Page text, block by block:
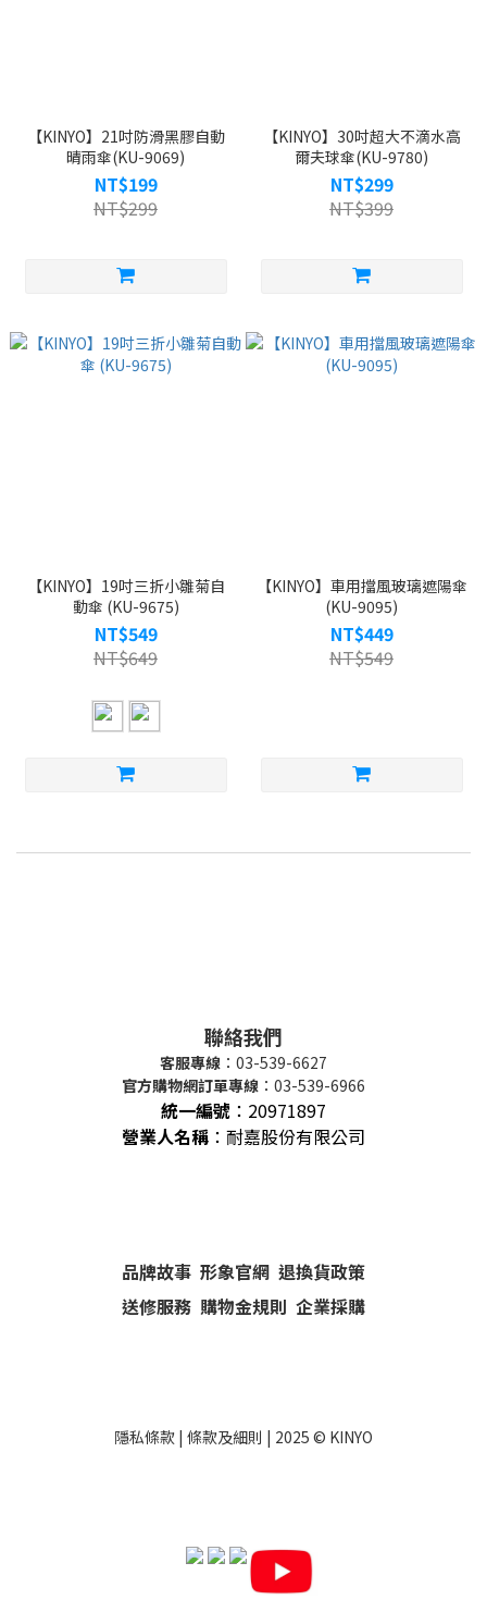
【KINYO】21吋防滑黑膠自動
晴雨傘(KU-9069)
NT$199
NT$299
【KINYO】30吋超大不滴水高
爾夫球傘(KU-9780)
NT$299
NT$399
【KINYO】19吋三折小雛菊自
動傘 (KU-9675)
NT$549
NT$649
【KINYO】車用擋風玻璃遮陽傘
(KU-9095)
NT$449
NT$549
聯絡我們
客服專線 ：03-539-6627
官方購物網訂單專線 ：03-539-6966
統一編號 ： 20971897
營業人名稱 ：耐嘉股份有限公司
品牌故事 形象官網 退換貨政策
送修服務 購物金規則 企業採購
隱私條款 | 條款及細則 | 2025 © KINYO